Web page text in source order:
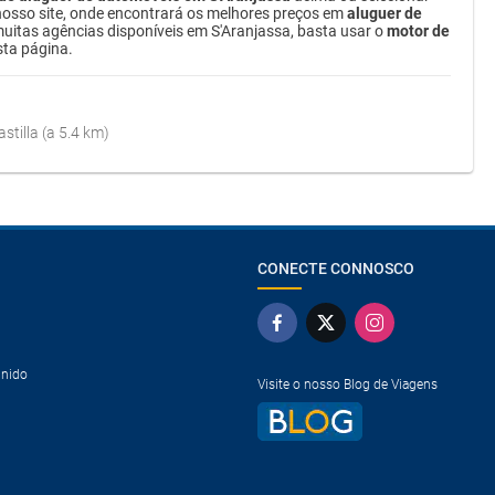
site, onde encontrará os melhores preços emaluguer de
agências disponíveis em S'Aranjassa, basta usar omotor de
página.
(a 5.4 km)
CONECTE CONNOSCO
Visite o nosso Blog de Viagens